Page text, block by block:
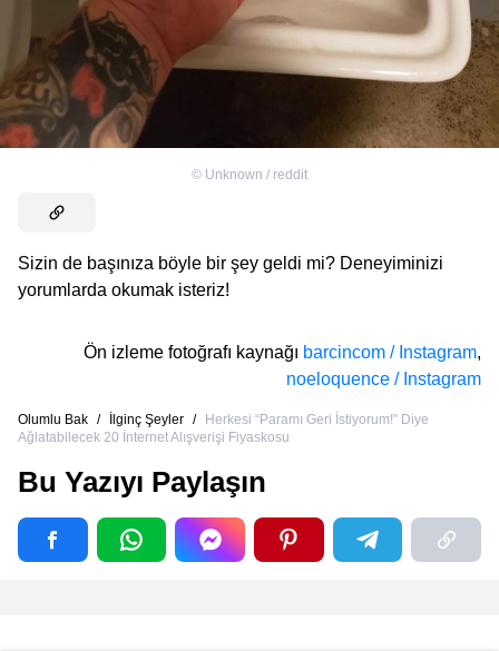
© Unknown / reddit
Sizin de başınıza böyle bir şey geldi mi? Deneyiminizi
yorumlarda okumak isteriz!
Ön izleme fotoğrafı kaynağı barcincom / Instagram,
noeloquence / Instagram
Olumlu Bak / İlginç Şeyler /
Herkesi “Paramı Geri İstiyorum!” Diye
Ağlatabilecek 20 İnternet Alışverişi Fiyaskosu
Bu Yazıyı Paylaşın